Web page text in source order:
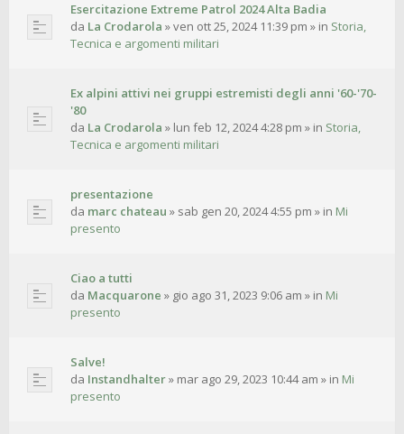
Esercitazione Extreme Patrol 2024 Alta Badia
da La Crodarola »ven ott 25, 2024 11:39 pm » in Storia,
Tecnica e argomenti militari
Ex alpini attivi nei gruppi estremisti degli anni '60-'70-
'80
da La Crodarola » lun feb 12, 2024 4:28 pm » in Storia,
Tecnica e argomenti militari
presentazione
da marc chateau » sab gen 20, 2024 4:55 pm » in Mi
presento
Ciao a tutti
da Macquarone » gio ago 31, 2023 9:06 am » in Mi
presento
Salve!
da Instandhalter» mar ago 29, 2023 10:44 am » in Mi
presento